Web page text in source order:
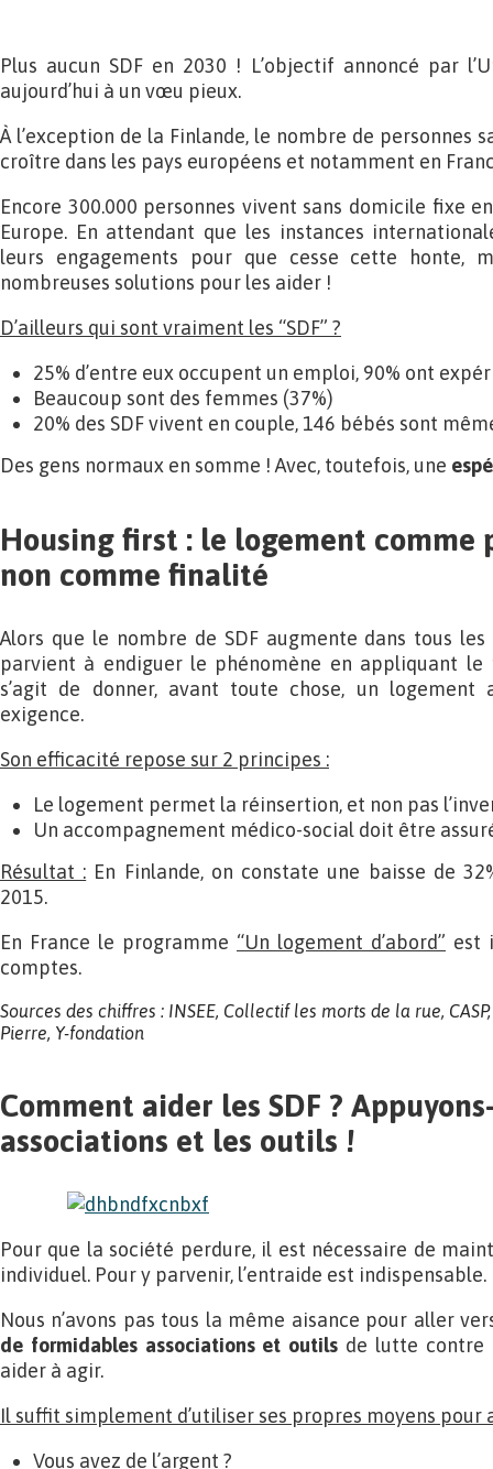
Plus aucun SDF en 2030 ! L’objectif annoncé par
aujourd’hui à un vœu pieux.
À l’exception de la Finlande, le nombre de personnes
croître dans les pays européens et notamment en
Encore 300.000 personnes vivent sans domicile fixe
Europe. En attendant que les instances
leurs engagements pour que cesse cette honte,
nombreuses solutions pour les aider !
D’ailleurs qui sont vraiment les “SDF” ?
25% d’entre eux occupent un emploi, 90% ont
Beaucoup sont des femmes (37%)
20% des SDF vivent en couple, 146 bébés sont
Des gens normaux en somme ! Avec, toutefois, une
Housing first : le logement comme
non comme finalité
Alors que le nombre de SDF augmente dans tous
parvient à endiguer le phénomène en appliquant le
s’agit de donner, avant toute chose, un logement
exigence.
Son efficacité repose sur 2 principes :
Le logement permet la réinsertion, et non pas
Un accompagnement médico-social doit être
Résultat : En Finlande, on constate une baisse de
2015.
En France le programme “Un logement d’abord” est
comptes.
Sources des chiffres : INSEE, Collectif les morts de la rue,
Pierre, Y-fondation
Comment aider les SDF ?
associations et les outils !
Pour que la société perdure, il est nécessaire de
individuel. Pour y parvenir, l’entraide est indispensable.
Nous n’avons pas tous la même aisance pour aller
de formidables associations et outils de lutte contre
aider à agir.
Il suffit simplement d’utiliser ses propres moyens pour
Vous avez de l’argent ?